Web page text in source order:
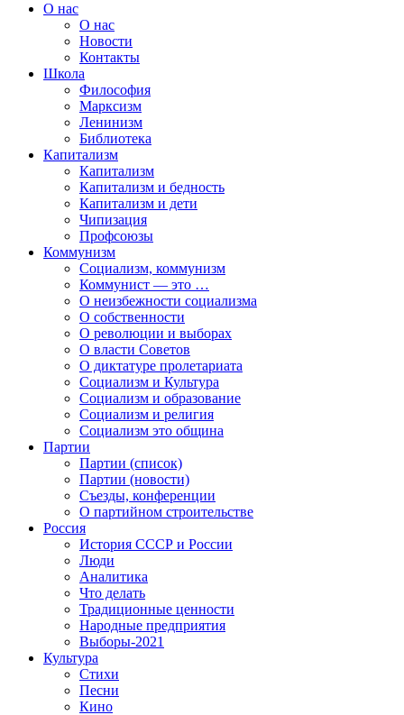
О нас
О нас
Новости
Контакты
Школа
Философия
Марксизм
Ленинизм
Библиотека
Капитализм
Капитализм
Капитализм и бедность
Капитализм и дети
Чипизация
Профсоюзы
Коммунизм
Социализм, коммунизм
Коммунист — это …
О неизбежности социализма
О собственности
О революции и выборах
О власти Советов
О диктатуре пролетариата
Социализм и Культура
Социализм и образование
Социализм и религия
Социализм это община
Партии
Партии (список)
Партии (новости)
Съезды, конференции
О партийном строительстве
Россия
История СССР и России
Люди
Аналитика
Что делать
Традиционные ценности
Народные предприятия
Выборы-2021
Культура
Стихи
Песни
Кино